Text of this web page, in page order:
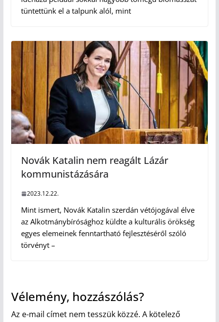
tüntettünk el a talpunk alól, mint
Novák Katalin nem reagált Lázár
kommunistázására
2023.12.22.
Mint ismert, Novák Katalin szerdán vétójogával élve
az Alkotmánybírósághoz küldte a kulturális örökség
egyes elemeinek fenntartható fejlesztéséről szóló
törvényt –
Vélemény, hozzászólás?
Az e-mail címet nem tesszük közzé. A kötelező